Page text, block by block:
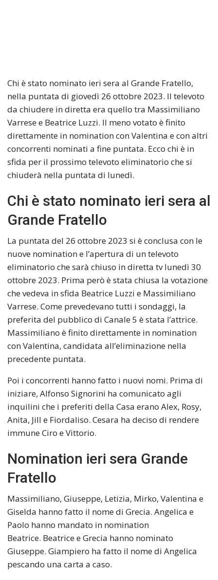
Chi è stato nominato ieri sera al Grande Fratello,
nella puntata di giovedì 26 ottobre 2023. Il televoto
da chiudere in diretta era quello tra Massimiliano
Varrese e Beatrice Luzzi. Il meno votato è finito
direttamente in nomination con Valentina e con altri
concorrenti nominati a fine puntata. Ecco chi è in
sfida per il prossimo televoto eliminatorio che si
chiuderà nella puntata di lunedì.
Chi è stato nominato ieri sera al
Grande Fratello
La puntata del 26 ottobre 2023 si è conclusa con le
nuove nomination e l’apertura di un televoto
eliminatorio che sarà chiuso in diretta tv lunedì 30
ottobre 2023. Prima però è stata chiusa la votazione
che vedeva in sfida Beatrice Luzzi e Massimiliano
Varrese. Come prevedevano tutti i sondaggi, la
preferita del pubblico di Canale 5 è stata l’attrice.
Massimiliano è finito direttamente in nomination
con Valentina, candidata all’eliminazione nella
precedente puntata.
Poi i concorrenti hanno fatto i nuovi nomi. Prima di
iniziare, Alfonso Signorini ha comunicato agli
inquilini che i preferiti della Casa erano Alex, Rosy,
Anita, Jill e Fiordaliso. Cesara ha deciso di rendere
immune Ciro e Vittorio.
Nomination ieri sera Grande
Fratello
Massimiliano, Giuseppe, Letizia, Mirko, Valentina e
Giselda hanno fatto il nome di Grecia. Angelica e
Paolo hanno mandato in nomination
Beatrice. Beatrice e Grecia hanno nominato
Giuseppe. Giampiero ha fatto il nome di Angelica
pescando una carta a caso.